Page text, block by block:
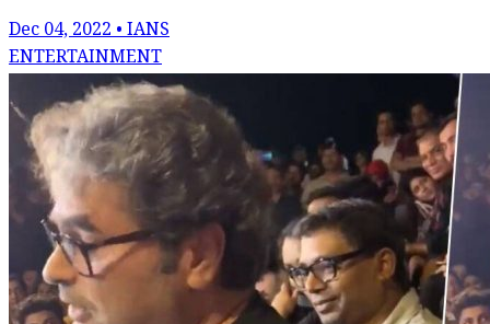
Dec 04, 2022 • IANS
ENTERTAINMENT